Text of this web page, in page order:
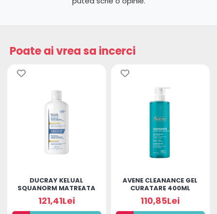
Poate ai vrea sa incerci
DUCRAY KELUAL
SQUANORM MATREATA
USCATA 400ML
121,41Lei
AVENE CLEANANCE GEL
CURATARE 400ML
110,85Lei